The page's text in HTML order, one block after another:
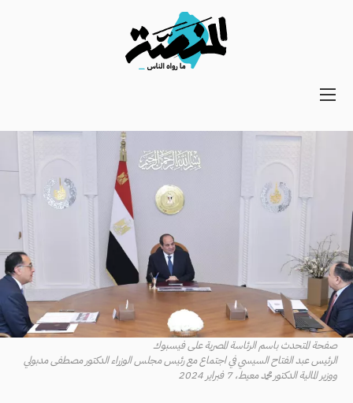
Main
Secondary
Navigation
صفحة المتحدث باسم الرئاسة المصرية على فيسبوك
الرئيس عبد الفتاح السيسي في اجتماع مع رئيس مجلس الوزراء الدكتور مصطفى مدبولي
ووزير المالية الدكتور محمد معيط، 7 فبراير 2024